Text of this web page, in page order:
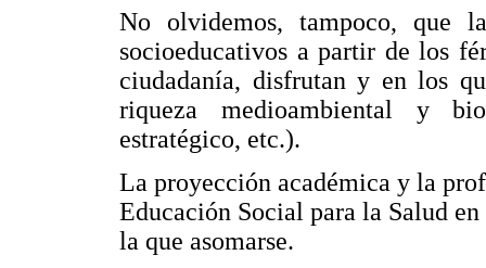
No olvidemos, tampoco, que
socioeducativos a partir de los
ciudadanía, disfrutan y en los
riqueza medioambiental y
estratégico, etc.).
La proyección académica y la
Educación Social para la Salud
la que asomarse.